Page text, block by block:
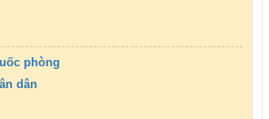
phòng
dân